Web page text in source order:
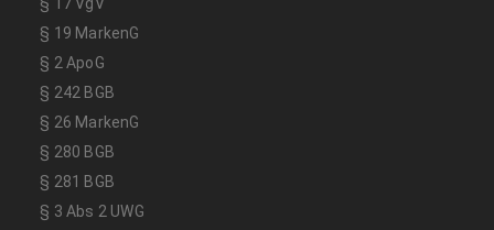
§ 19 MarkenG
§ 2 ApoG
§ 242 BGB
§ 26 MarkenG
§ 280 BGB
§ 281 BGB
§ 3 Abs 2 UWG